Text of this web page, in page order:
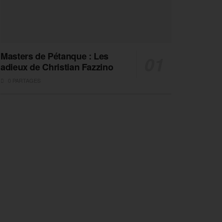
Masters de Pétanque : Les
adieux de Christian Fazzino